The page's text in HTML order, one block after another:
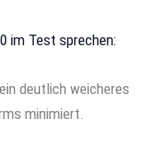
im Test sprechen:
deutlich weicheres
minimiert.